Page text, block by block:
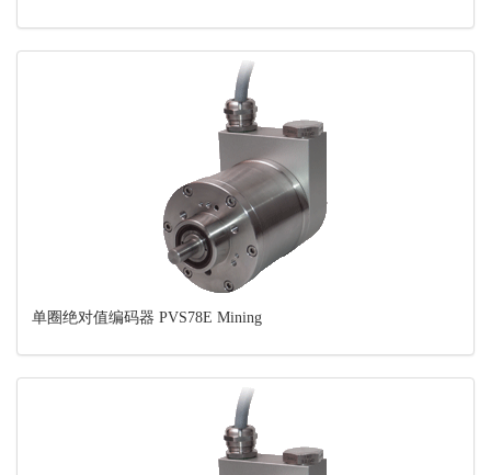
单圈绝对值编码器 PVS78E Mining